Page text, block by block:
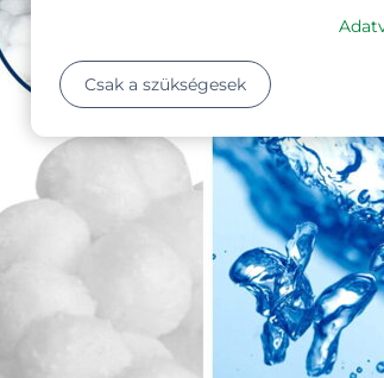
Csak a szükségesek